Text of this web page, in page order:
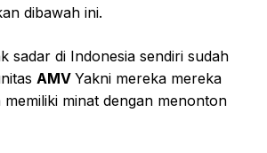
dibawah ini.
sadar di Indonesia sendiri sudah
AMV Yakni mereka mereka
minat dengan menonton